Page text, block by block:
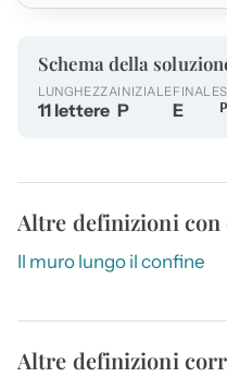
Schema della
LUNGHEZZA
11 lettere
INIZIALE
P
FINALE
E
Altre definizioni con
Il muro lungo il confine
Altre definizioni